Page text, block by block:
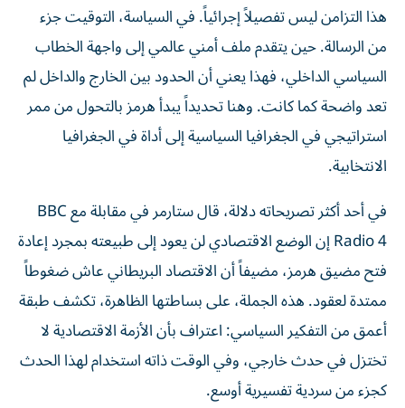
هذا التزامن ليس تفصيلاً إجرائياً. في السياسة، التوقيت جزء
من الرسالة. حين يتقدم ملف أمني عالمي إلى واجهة الخطاب
السياسي الداخلي، فهذا يعني أن الحدود بين الخارج والداخل لم
تعد واضحة كما كانت. وهنا تحديداً يبدأ هرمز بالتحول من ممر
استراتيجي في الجغرافيا السياسية إلى أداة في الجغرافيا
الانتخابية.
في أحد أكثر تصريحاته دلالة، قال ستارمر في مقابلة مع BBC
Radio 4 إن الوضع الاقتصادي لن يعود إلى طبيعته بمجرد إعادة
فتح مضيق هرمز، مضيفاً أن الاقتصاد البريطاني عاش ضغوطاً
ممتدة لعقود. هذه الجملة، على بساطتها الظاهرة، تكشف طبقة
أعمق من التفكير السياسي: اعتراف بأن الأزمة الاقتصادية لا
تختزل في حدث خارجي، وفي الوقت ذاته استخدام لهذا الحدث
كجزء من سردية تفسيرية أوسع.